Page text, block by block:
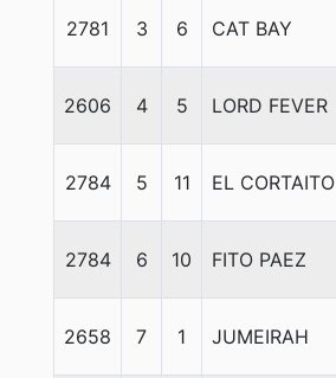
2781 3 6 CAT BAY
2606 4 5 LORD FEVER
2784 5 11 EL CORTAITO
2784 6 10 FITO PAEZ
2658 7 1 JUMEIRAH